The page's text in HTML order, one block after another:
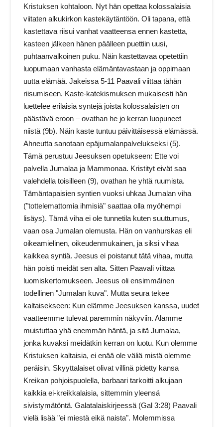
Kristuksen kohtaloon. Nyt hän opettaa kolossalaisia
viitaten alkukirkon kastekäytäntöön. Oli tapana, että
kastettava riisui vanhat vaatteensa ennen kastetta,
kasteen jälkeen hänen päälleen puettiin uusi,
puhtaanvalkoinen puku. Näin kastettavaa opetettiin
luopumaan vanhasta elämäntavastaan ja oppimaan
uutta elämää. Jakeissa 5-11 Paavali viittaa tähän
riisumiseen. Kaste-katekismuksen mukaisesti hän
luettelee erilaisia syntejä joista kolossalaisten on
päästävä eroon – ovathan he jo kerran luopuneet
niistä (9b). Näin kaste tuntuu päivittäisessä elämässä.
Ahneutta sanotaan epäjumalanpalvelukseksi (5).
Tämä perustuu Jeesuksen opetukseen: Ette voi
palvella Jumalaa ja Mammonaa. Kristityt eivät saa
valehdella toisilleen (9), ovathan he yhtä ruumista.
Tämäntapaisien syntien vuoksi uhkaa Jumalan viha
("tottelemattomia ihmisiä" saattaa olla myöhempi
lisäys). Tämä viha ei ole tunnetila kuten suuttumus,
vaan osa Jumalan olemusta. Hän on vanhurskas eli
oikeamielinen, oikeudenmukainen, ja siksi vihaa
kaikkea syntiä. Jeesus ei poistanut tätä vihaa, mutta
hän poisti meidät sen alta. Sitten Paavali viittaa
luomiskertomukseen. Jeesus oli ensimmäinen
todellinen "Jumalan kuva". Mutta seura tekee
kaltaisekseen: Kun elämme Jeesuksen kanssa, uudet
vaatteemme tulevat paremmin näkyviin. Alamme
muistuttaa yhä enemmän häntä, ja sitä Jumalaa,
jonka kuvaksi meidätkin kerran on luotu. Kun olemme
Kristuksen kaltaisia, ei enää ole väliä mistä olemme
peräisin. Skyyttalaiset olivat villinä pidetty kansa
Kreikan pohjoispuolella, barbaari tarkoitti alkujaan
kaikkia ei-kreikkalaisia, sittemmin yleensä
sivistymätöntä. Galatalaiskirjeessä (Gal 3:28) Paavali
vielä lisää "ei miestä eikä naista". Molemmissa